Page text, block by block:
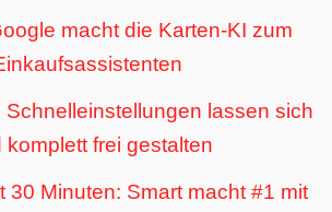
macht die Karten-KI zum
Schnelleinstellungen lassen sich
komplett frei gestalten
30 Minuten: Smart macht #1 mit